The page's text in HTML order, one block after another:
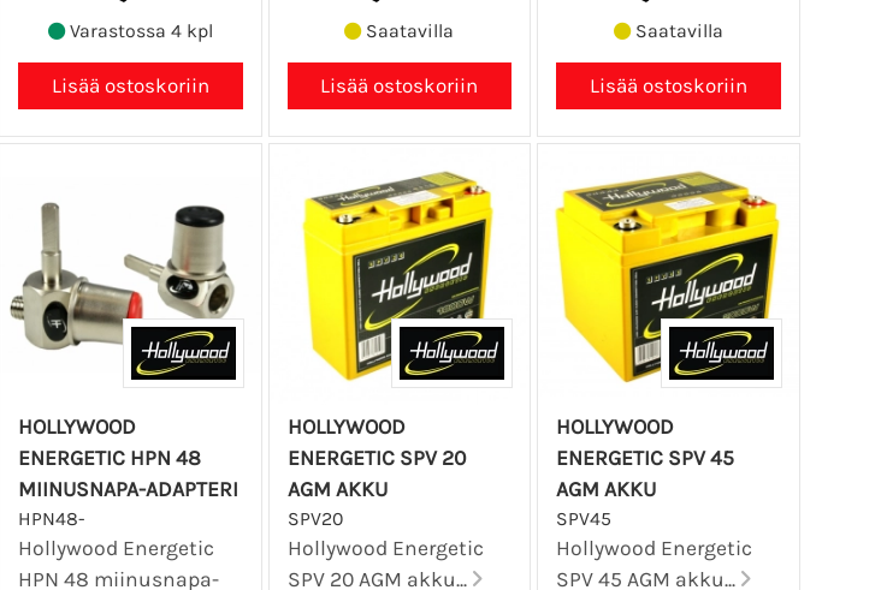
Varastossa 4 kpl Saatavilla Saatavilla
HOLLYWOOD
ENERGETIC HPN 48
MIINUSNAPA-ADAPTERI
HPN48-
Hollywood Energetic
HPN 48 miinusnapa-
HOLLYWOOD
ENERGETIC SPV 20
AGM AKKU
SPV20
Hollywood Energetic
SPV 20 AGM akku...
HOLLYWOOD
ENERGETIC SPV 45
AGM AKKU
SPV45
Hollywood Energetic
SPV 45 AGM akku...